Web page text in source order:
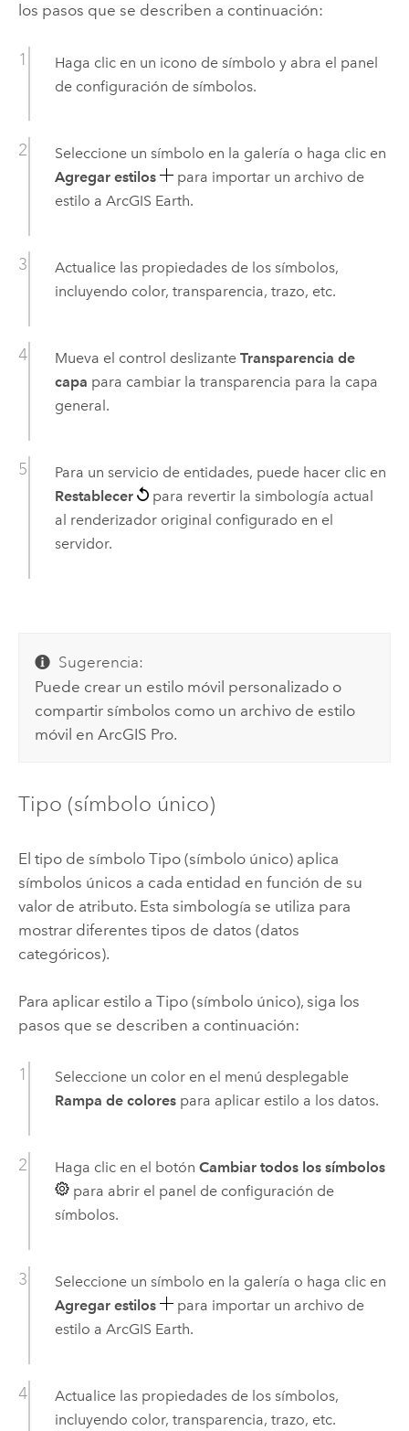
los pasos que se describen a continuación:
Haga clic en un icono de símbolo y abra el panel
de configuración de símbolos.
Seleccione un símbolo en la galería o haga clic en
Agregar estilos
para importar un archivo de
estilo a ArcGIS Earth.
Actualice las propiedades de los símbolos,
incluyendo color, transparencia, trazo, etc.
Mueva el control deslizante Transparencia de
capa para cambiar la transparencia para la capa
general.
Para un servicio de entidades, puede hacer clic en
Restablecer
para revertir la simbología actual
al renderizador original configurado en el
servidor.
Sugerencia:
Puede crear un estilo móvil personalizado o
compartir símbolos como un archivo de estilo
móvil enArcGIS Pro.
Tipo (símbolo único)
El tipo de símbolo Tipo (símbolo único) aplica
símbolos únicos a cada entidad en función de su
valor de atributo. Esta simbología se utiliza para
mostrar diferentes tipos de datos (datos
categóricos).
Para aplicar estilo a Tipo (símbolo único), siga los
pasos que se describen a continuación:
Seleccione un color en el menú desplegable
Rampa de colorespara aplicar estilo a los datos.
Haga clic en el botón Cambiar todos los símbolos
para abrir el panel de configuración de
símbolos.
Seleccione un símbolo en la galería o haga clic en
Agregar estilos
para importar un archivo de
estilo a ArcGIS Earth.
Actualice las propiedades de los símbolos,
incluyendo color, transparencia, trazo, etc.